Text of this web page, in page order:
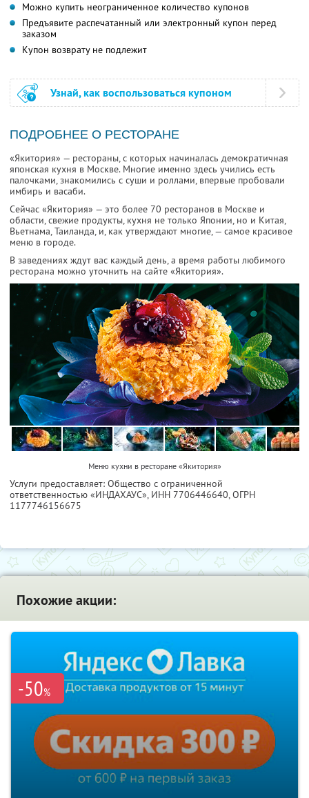
Можно купить неограниченное количество купонов
Предъявите распечатанный или электронный купон перед
заказом
Купон возврату не подлежит
Узнай, как воспользоваться купоном
ПОДРОБНЕЕ О РЕСТОРАНЕ
«Якитория» — рестораны, с которых начиналась демократичная
японская кухня в Москве. Многие именно здесь учились есть
палочками, знакомились с суши и роллами, впервые пробовали
имбирь и васаби.
Сейчас «Якитория» — это более 70 ресторанов в Москве и
области, свежие продукты, кухня не только Японии, но и Китая,
Вьетнама, Таиланда, и, как утверждают многие, — самое красивое
меню в городе.
В заведениях ждут вас каждый день, а время работы любимого
ресторана можно уточнить на сайте «Якитория».
Меню кухни в ресторане «Якитория»
Услуги предоставляет: Общество с ограниченной
ответственностью «ИНДАХАУС», ИНН 7706446640, ОГРН
1177746156675
Похожие акции:
-50%